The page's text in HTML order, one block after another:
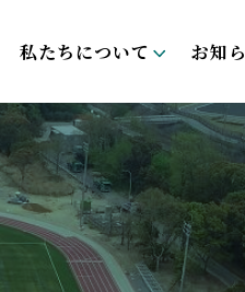
私たちについて お知